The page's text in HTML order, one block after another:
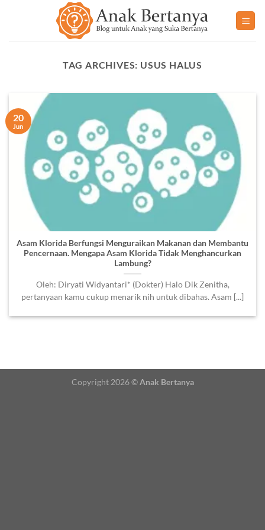
TAG ARCHIVES: USUS HALUS
Asam Klorida Berfungsi Menguraikan Makanan dan Membantu
Pencernaan. Mengapa Asam Klorida Tidak Menghancurkan
Lambung?
Oleh: Diryati Widyantari* (Dokter) Halo Dik Zenitha,
pertanyaan kamu cukup menarik nih untuk dibahas. Asam [...]
20
Jun
Copyright 2026 ©Anak Bertanya